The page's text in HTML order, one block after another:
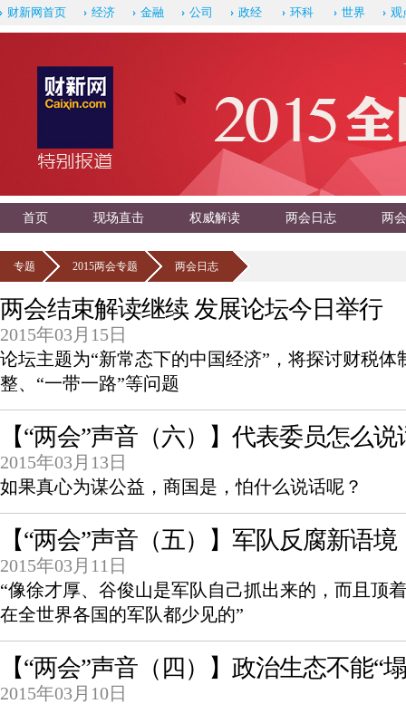
财新网首页 经济 金融 公司 政经 环科 世界 观
首页 现场直击 权威解读 两会日志 两
专题 2015两会专题 两会日志
两会结束解读继续 发展论坛今日举行
2015年03月15日
论坛主题为“新常态下的中国经济”，将探讨财税体
整、“一带一路”等问题
【“两会”声音（六）】代表委员怎么说
2015年03月13日
如果真心为谋公益，商国是，怕什么说话呢？
【“两会”声音（五）】军队反腐新语境
2015年03月11日
“像徐才厚、谷俊山是军队自己抓出来的，而且顶
在全世界各国的军队都少见的”
【“两会”声音（四）】政治生态不能“
2015年03月10日